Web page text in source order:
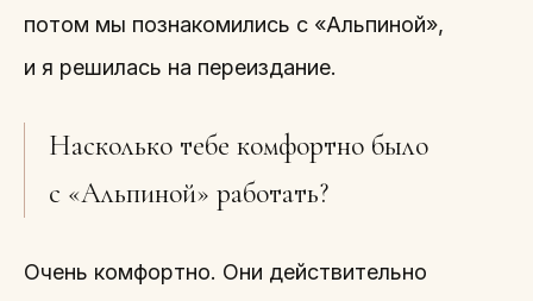
потом мы познакомились с «Альпиной»,
и я решилась на переиздание.
Насколько тебе комфортно было
с «Альпиной» работать?
Очень комфортно. Они действительно